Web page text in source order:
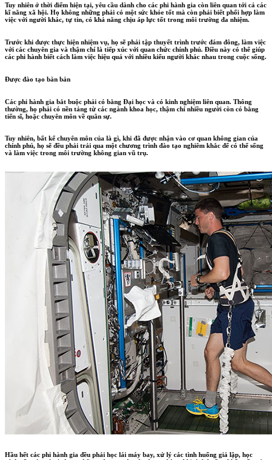
Tuy nhiên ở thời điểm hiện tại, yêu cầu dành cho các phi hành gia còn liên quan tới cả các
kĩ năng xã hội. Họ không những phải có một sức khỏe tốt mà còn phải biết phối hợp làm
việc với người khác, tự tin, có khả năng chịu áp lực tốt trong môi trường đa nhiệm.
Trước khi được thực hiện nhiệm vụ, họ sẽ phải tập thuyết trình trước đám đông, làm việc
với các chuyên gia và thậm chí là tiếp xúc với quan chức chính phủ. Điều này có thể giúp
các phi hành biết cách làm việc hiệu quả với nhiều kiểu người khác nhau trong cuộc sống.
Được đào tạo bàn bản
Các phi hành gia bắt buộc phải có bằng Đại học và có kinh nghiệm liên quan. Thông
thường, họ phải có nền tảng từ các ngành khoa học, thậm chí nhiều người còn có bằng
tiến sĩ, hoặc chuyên môn về quân sự.
Tuy nhiên, bất kể chuyên môn của là gì, khi đã được nhận vào cơ quan không gian của
chính phủ, họ sẽ đều phải trải qua một chương trình đào tạo nghiêm khắc để có thể sống
và làm việc trong môi trường không gian vũ trụ.
Hầu hết các phi hành gia đều phải học lái máy bay, xử lý các tình huống giả lập, học